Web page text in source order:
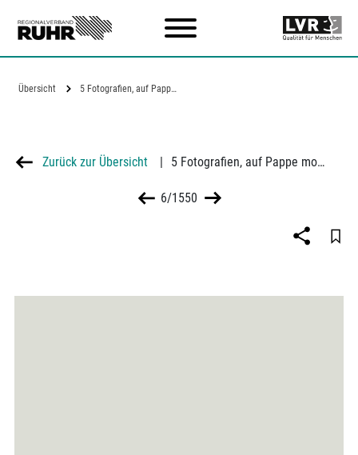
Übersicht 5 Fotografien, auf Pappe montiert (3…
Zurück zur Übersicht | 5 Fotografien, auf Pappe montiert (3 recto, 2 verso): Duisburg-Laar, Laarer Straße
6/1550